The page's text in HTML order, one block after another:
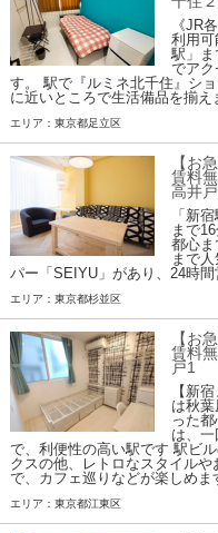
《JR
利用可
駅」ま
でアク
す。 駅で『ルミネ北千住』シ
に近いところで生活備品を揃え
エリア：東京都足立区
【お
賃料
高井
「新
まで
都心ま
まで
パー「SEIYU」があり、24時間
エリア：東京都杉並区
【お
賃料
戸1
【新
は秋
った
は、
で、利便性の高い駅です 駅ビ
クスの他、レトロなスタイル
で、カフェ巡りなどが楽しめま
エリア：東京都江東区